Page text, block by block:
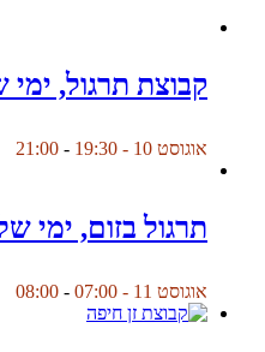
קבוצת תרגול, ימי
אוגוסט 10 - 19:30 -
21:00
תרגול בזום, ימי
אוגוסט 11 - 07:00 -
08:00